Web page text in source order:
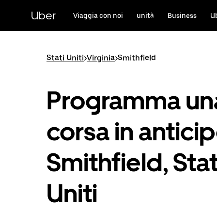
contenuto
principale
Uber Viaggia con noi unità Business
Stati Uniti>Virginia>Smithfield
Programma
corsa in
Smithfield,
Uniti